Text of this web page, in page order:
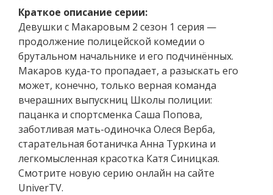
Краткое описание серии:
Девушки с Макаровым 2 сезон 1 серия —
продолжение полицейской комедии о
брутальном начальнике и его подчинённых.
Макаров куда-то пропадает, а разыскать его
может, конечно, только верная команда
вчерашних выпускниц Школы полиции:
пацанка и спортсменка Саша Попова,
заботливая мать-одиночка Олеся Верба,
старательная ботаничка Анна Туркина и
легкомысленная красотка Катя Синицкая.
Смотрите новую серию онлайн на сайте
UniverTV.